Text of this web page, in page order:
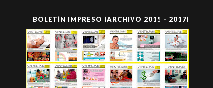
BOLETÍN IMPRESO (ARCHIVO 2015 - 2017)